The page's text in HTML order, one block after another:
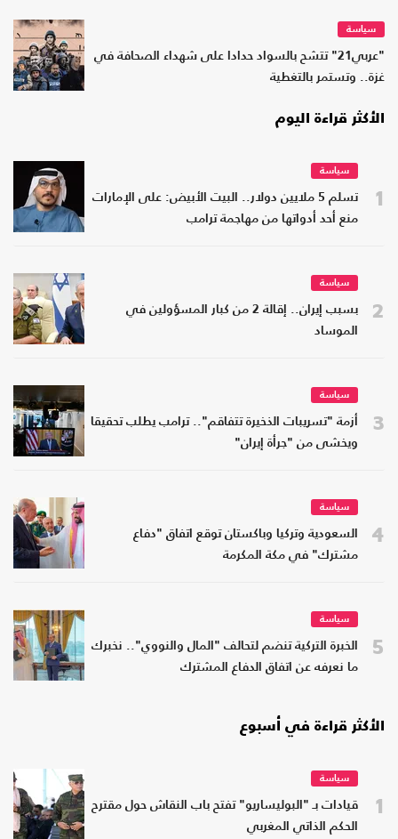
سياسة
"عربي21" تتشح بالسواد حدادا على شهداء الصحافة في
غزة.. وتستمر بالتغطية
الأكثر قراءة اليوم
1
سياسة
تسلم 5 ملايين دولار.. البيت الأبيض: على الإمارات
منع أحد أدواتها من مهاجمة ترامب
2
سياسة
بسبب إيران.. إقالة 2 من كبار المسؤولين في
الموساد
3
سياسة
أزمة "تسريبات الذخيرة تتفاقم".. ترامب يطلب تحقيقا
ويخشى من "جرأة إيران"
4
سياسة
السعودية وتركيا وباكستان توقع اتفاق "دفاع
مشترك" في مكة المكرمة
5
سياسة
الخبرة التركية تنضم لتحالف "المال والنووي".. نخبرك
ما نعرفه عن اتفاق الدفاع المشترك
الأكثر قراءة في أسبوع
1
سياسة
قيادات بـ "البوليساريو" تفتح باب النقاش حول مقترح
الحكم الذاتي المغربي